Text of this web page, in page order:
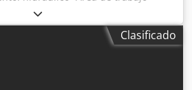
-Sistema de sujeción de la madera:
en posición de trabajo:
A H Dhsfx Afpsf -
4200/1200/A2300 mm -
Clasificado